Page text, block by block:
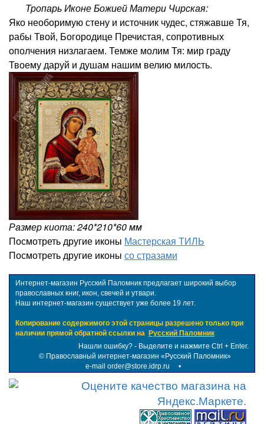
Тропарь Иконе Божией Матери Чирская:
Яко необоримую стену и источник чудес, стяжавше Тя,
рабы Твой, Богородице Пречистая, сопротивных
ополчения низлагаем. Темже молим Тя: мир граду
Твоему даруй и душам нашим велию милость.
Размер киота: 240*210*60 мм
Посмотреть другие иконы Мастерская ТИЛЬ
Посмотреть другие иконы со стразами
Интернет-магазин Русский Паломник предлагает широкий выбор
православных книг, икон, свечей и утвари.
Наш интернет-магазин существует уже более 19 лет.
Копирование содержимого этой страницы разрешено только при
наличии прямой обратной ссылки на Русский Паломник
Нашли ошибку? - Выделите и нажмите Ctrl + Enter.
© Православный интернет-магазин «Русский Паломник»
e-mail order@store.idrp.ru •